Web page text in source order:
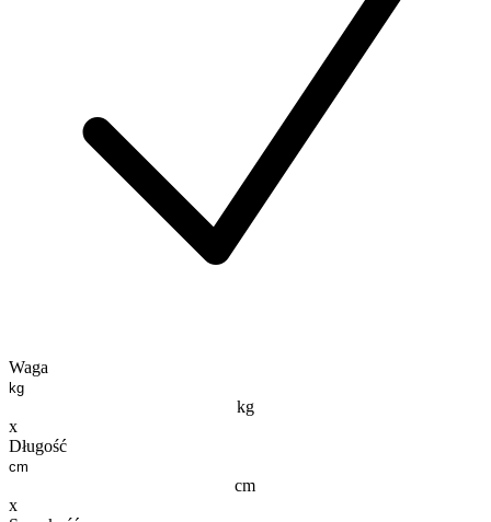
Waga
kg
x
Długość
cm
x